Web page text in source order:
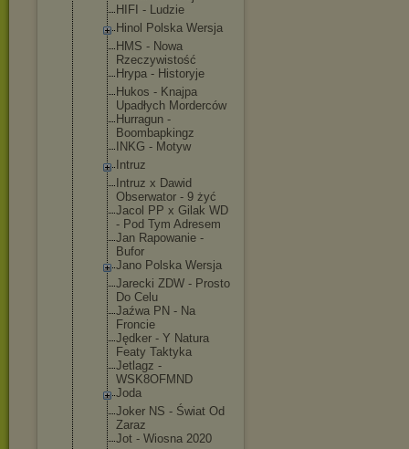
HIFI - Ludzie
Hinol Polska Wersja
HMS - Nowa
Rzeczywistość
Hrypa - Historyje
Hukos - Knajpa
Upadłych Morderców
Hurragun -
Boombapkingz
INKG - Motyw
Intruz
Intruz x Dawid
Obserwator - 9 żyć
Jacol PP x Gilak WD
- Pod Tym Adresem
Jan Rapowanie -
Bufor
Jano Polska Wersja
Jarecki ZDW - Prosto
Do Celu
Jaźwa PN - Na
Froncie
Jędker - Y Natura
Featy Taktyka
Jetlagz -
WSK8OFMND
Joda
Joker NS - Świat Od
Zaraz
Jot - Wiosna 2020